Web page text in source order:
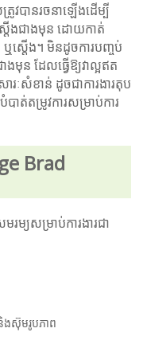
បានរចនាឡើងដើម្បី
ើងជាងមុន ដោយកាត់
ស្តើង។ មិនដូចការបញ្ចប់
មុន ដែលធ្វើឱ្យវាល្អឥត
ៈសំខាន់ ដូចជាការងារតុប
ត់តម្រូវការសម្រាប់ការ
Brad
យសម្រាប់ការងារជា
ងស៊ុមរូបភាព